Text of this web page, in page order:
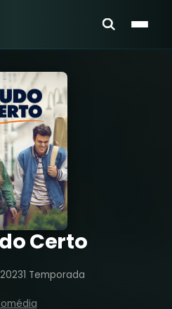
Certo
20231 Temporada